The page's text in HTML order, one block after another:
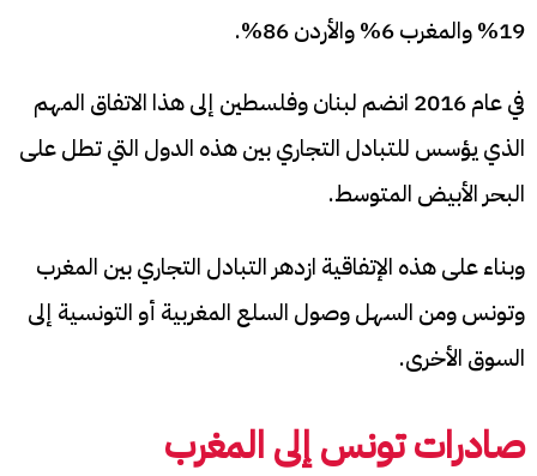
19% والمغرب 6% والأردن 86%.
في عام 2016 انضم لبنان وفلسطين إلى هذا الاتفاق المهم
الذي يؤسس للتبادل التجاري بين هذه الدول التي تطل على
البحر الأبيض المتوسط.
وبناء على هذه الإتفاقية ازدهر التبادل التجاري بين المغرب
وتونس ومن السهل وصول السلع المغربية أو التونسية إلى
السوق الأخرى.
صادرات تونس إلى المغرب